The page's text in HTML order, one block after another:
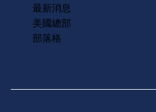
最新消息
美國總部
部落格